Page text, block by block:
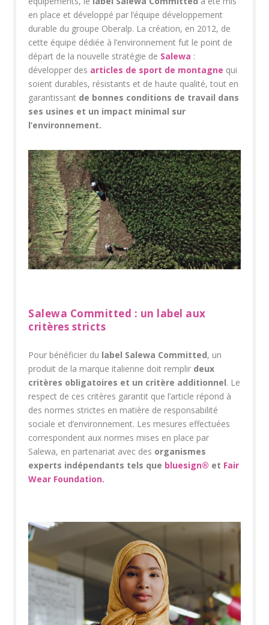
en place et développé par l’équipe développement
durable du groupe Oberalp. La création, en 2012, de
cette équipe dédiée à l’environnement fut le point de
départ de la nouvelle stratégie de Salewa :
développer des articles de sport de montagne qui
soient durables, résistants et de haute qualité, tout en
garantissant de bonnes conditions de travail dans
ses usines et un impact minimal sur
l’environnement.
Salewa Committed : un label aux
critères stricts
Pour bénéficier du label Salewa Committed, un
produit de la marque italienne doit remplir deux
critères obligatoires et un critère additionnel. Le
respect de ces critères garantit que l’article répond à
des normes strictes en matière de responsabilité
sociale et d’environnement. Les mesures effectuées
correspondent aux normes mises en place par
Salewa, en partenariat avec des organismes
experts indépendants tels que bluesign® et Fair
Wear Foundation.